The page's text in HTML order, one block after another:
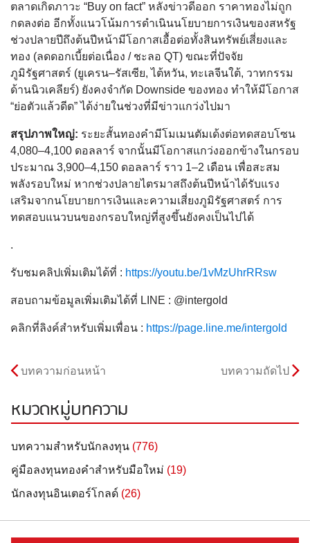
ตลาดเกิดภาวะ “Buy on fact” หลังข่าวดีออก ราคาทองไม่ถูก
กดลงต่อ อีกทั้งแนวโน้มการดำเนินนโยบายการเงินของสหรัฐ
ช่วงปลายปีถึงต้นปีหน้ามีโอกาสเอื้อต่อทั้งสินทรัพย์เสี่ยงและ
ทอง (ลดดอกเบี้ยต่อเนื่อง / ชะลอ QT) ขณะที่ปัจจัย
ภูมิรัฐศาสตร์ (ยูเครน–รัสเซีย, ไต้หวัน, ทะเลจีนใต้, วาทกรรม
ด้านนิวเคลียร์) ยังคงจำกัด Downside ของทอง ทำให้มีโอกาส
“ย่อตัวแล้วดีด” ได้ง่ายในช่วงที่มีข่าวแกว่งไปมา
สรุปภาพใหญ่: ระยะสั้นทองคำมีโมเมนตัมเด้งต่อทดสอบโซน
4,080–4,100 ดอลลาร์ จากนั้นมีโอกาสแกว่งออกข้างในกรอบ
ประมาณ 3,900–4,150 ดอลลาร์ ราว 1–2 เดือน เพื่อสะสม
พลังรอบใหม่ หากช่วงปลายไตรมาสถึงต้นปีหน้าได้รับแรง
เสริมจากนโยบายการเงินและความเสี่ยงภูมิรัฐศาสตร์ การ
ทดสอบแนวบนของกรอบใหญ่ที่สูงขึ้นยังคงเป็นไปได้
.
รับชมคลิปเพิ่มเติมได้ที่ : https://youtu.be/1vMzUhrRRsw
สอบถามข้อมูลเพิ่มเติมได้ที่ LINE : @intergold
คลิกที่ลิงค์สำหรับเพิ่มเพื่อน : https://page.line.me/intergold
บทความก่อนหน้า บทความถัดไป
หมวดหมู่บทความ
บทความสำหรับนักลงทุน (776)
คู่มือลงทุนทองคำสำหรับมือใหม่ (19)
นักลงทุนอินเตอร์โกลด์ (26)